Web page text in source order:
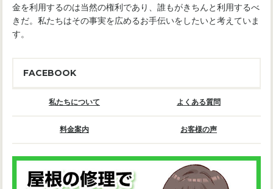
金を利用するのは当然の権利であり、誰もがきちんと利用するべ
きだ。私たちはその事実を広めるお手伝いをしたいと考えていま
す。
FACEBOOK
私たちについて よくある質問
料金案内 お客様の声